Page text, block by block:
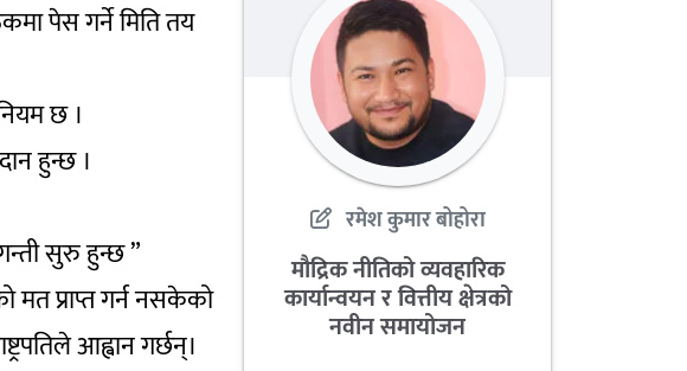
पेस गर्ने मिति तय
छ ।
हुन्छ ।
सुरु हुन्छ ”
मत प्राप्त गर्न नसकेको
आह्वान गर्छन्।
रमेश कुमार बोहोरा
मौद्रिक नीतिको व्यवहारिक
कार्यान्वयन र वित्तीय क्षेत्रको
नवीन समायोजन